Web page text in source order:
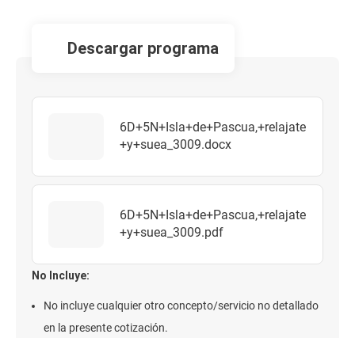
descargar programa
6D+5N+Isla+de+Pascua,+relajate
+y+suea_3009.docx
6D+5N+Isla+de+Pascua,+relajate
+y+suea_3009.pdf
No Incluye:
No incluye cualquier otro concepto/servicio no detallado
en la presente cotización.